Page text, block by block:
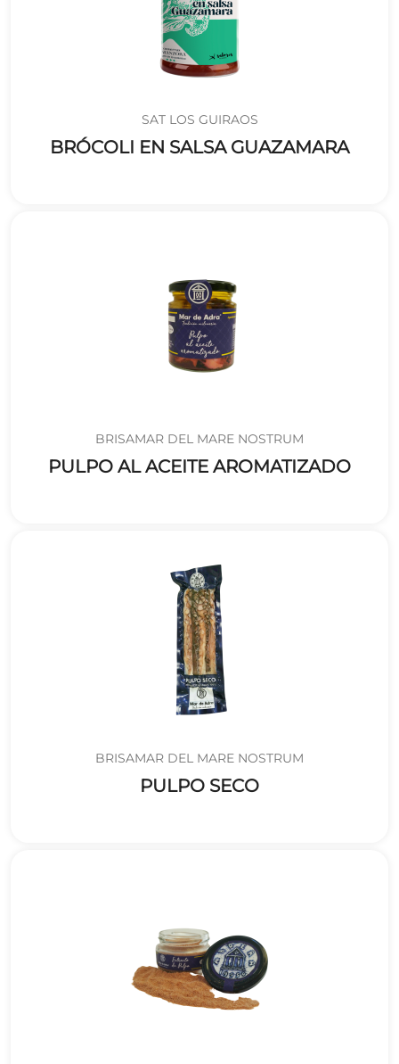
SAT LOS GUIRAOS
BRÓCOLI EN SALSA GUAZAMARA
BRISAMAR DEL MARE NOSTRUM
PULPO AL ACEITE AROMATIZADO
BRISAMAR DEL MARE NOSTRUM
PULPO SECO